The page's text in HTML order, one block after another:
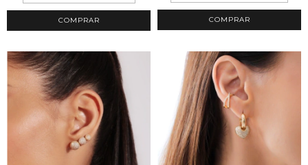
COMPRAR COMPRAR